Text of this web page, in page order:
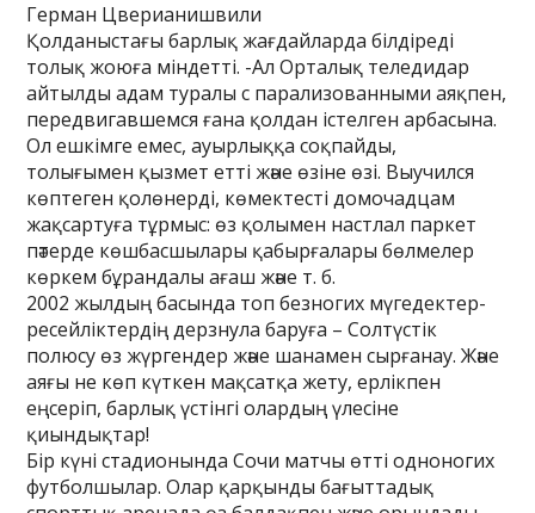
Герман Цверианишвили
Қолданыстағы барлық жағдайларда білдіреді
толық жоюға міндетті. -Ал Орталық теледидар
айтылды адам туралы с парализованными аяқпен,
передвигавшемся ғана қолдан істелген арбасына.
Ол ешкімге емес, ауырлыққа соқпайды,
толығымен қызмет етті және өзіне өзі. Выучился
көптеген қолөнерді, көмектесті домочадцам
жақсартуға тұрмыс: өз қолымен настлал паркет
пәтерде көшбасшылары қабырғалары бөлмелер
көркем бұрандалы ағаш және т. б.
2002 жылдың басында топ безногих мүгедектер-
ресейліктердің дерзнула баруға – Солтүстік
полюсу өз жүргендер және шанамен сырғанау. Және
аяғы не көп күткен мақсатқа жету, ерлікпен
еңсеріп, барлық үстінгі олардың үлесіне
қиындықтар!
Бір күні стадионында Сочи матчы өтті одноногих
футболшылар. Олар қарқынды бағыттадық